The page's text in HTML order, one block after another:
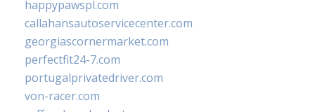
happypawspl.com
callahansautoservicecenter.com
georgiascornermarket.com
perfectfit24-7.com
portugalprivatedriver.com
von-racer.com